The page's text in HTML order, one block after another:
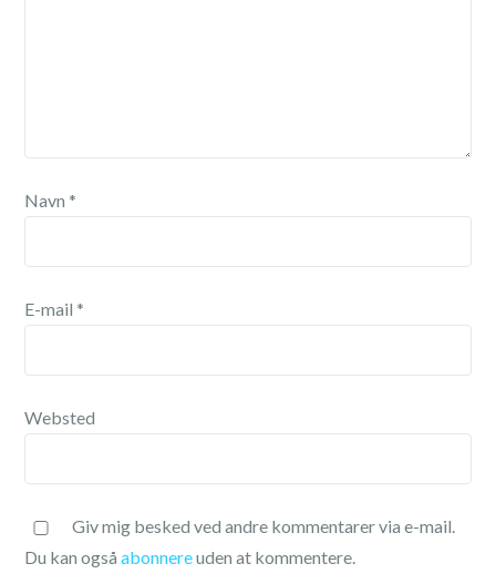
Navn*
E-mail*
Websted
Giv mig besked ved andre kommentarer via e-mail.
Du kan ogsåabonnereuden at kommentere.